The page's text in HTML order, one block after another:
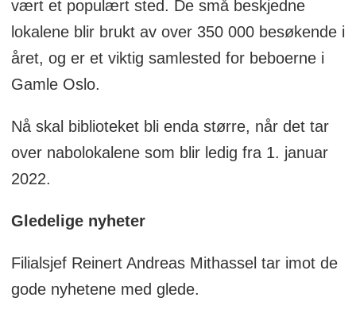
vært et populært sted. De små beskjedne
lokalene blir brukt av over 350 000 besøkende i
året, og er et viktig samlested for beboerne i
Gamle Oslo.
Nå skal biblioteket bli enda større, når det tar
over nabolokalene som blir ledig fra 1. januar
2022.
Gledelige nyheter
Filialsjef Reinert Andreas Mithassel tar imot de
gode nyhetene med glede.